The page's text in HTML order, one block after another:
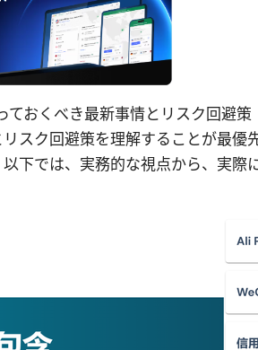
ておくべき最新事情とリスク回避
スク回避策を理解することが最
下では、実務的な視点から、実際